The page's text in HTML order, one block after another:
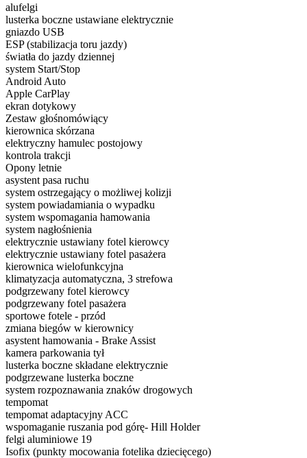
alufelgi
lusterka boczne ustawiane elektrycznie
gniazdo USB
ESP (stabilizacja toru jazdy)
światła do jazdy dziennej
system Start/Stop
Android Auto
Apple CarPlay
ekran dotykowy
Zestaw głośnomówiący
kierownica skórzana
elektryczny hamulec postojowy
kontrola trakcji
Opony letnie
asystent pasa ruchu
system ostrzegający o możliwej kolizji
system powiadamiania o wypadku
system wspomagania hamowania
system nagłośnienia
elektrycznie ustawiany fotel kierowcy
elektrycznie ustawiany fotel pasażera
kierownica wielofunkcyjna
klimatyzacja automatyczna, 3 strefowa
podgrzewany fotel kierowcy
podgrzewany fotel pasażera
sportowe fotele - przód
zmiana biegów w kierownicy
asystent hamowania - Brake Assist
kamera parkowania tył
lusterka boczne składane elektrycznie
podgrzewane lusterka boczne
system rozpoznawania znaków drogowych
tempomat
tempomat adaptacyjny ACC
wspomaganie ruszania pod górę- Hill Holder
felgi aluminiowe 19
Isofix (punkty mocowania fotelika dziecięcego)